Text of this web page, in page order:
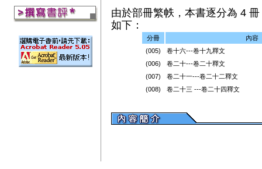
由於部冊繁帙，本書逐分為 4
如下：
分冊
內容
(005)
卷十六---卷十九釋文
(006)
卷二十---卷二十釋文
(007)
卷二十一---卷二十二釋文
(008)
卷二十三 ---卷二十四釋文